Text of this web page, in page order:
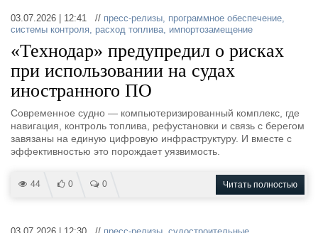
03.07.2026 | 12:41 // пресс-релизы, программное обеспечение,
системы контроля, расход топлива, импортозамещение
«Технодар» предупредил о рисках
при использовании на судах
иностранного ПО
Современное судно — компьютеризированный комплекс, где
навигация, контроль топлива, рефустановки и связь с берегом
завязаны на единую цифровую инфраструктуру. И вместе с
эффективностью это порождает уязвимость.
44 0 0 Читать полностью